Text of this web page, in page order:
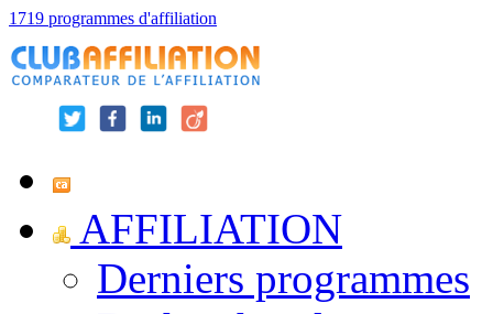
1719 programmes d'affiliation
AFFILIATION
Derniers programmes